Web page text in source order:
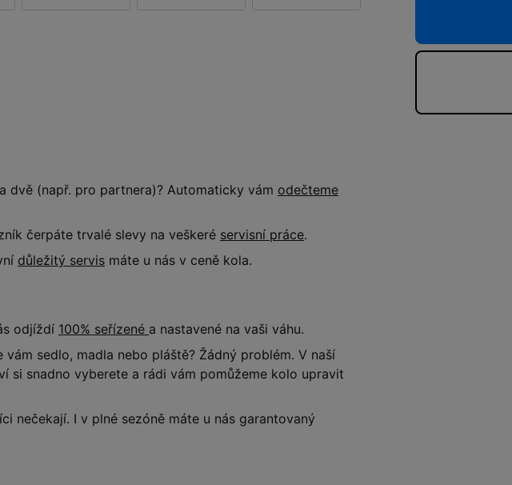
dvě (např. pro partnera)? Automaticky vám odečteme
čerpáte trvalé slevy na veškeré servisní práce.
důležitý servis máte u nás v ceně kola.
odjíždí 100% seřízené a nastavené na vaši váhu.
vám sedlo, madla nebo pláště? Žádný problém. V naší
si snadno vyberete a rádi vám pomůžeme kolo upravit
nečekají. I v plné sezóně máte u nás garantovaný